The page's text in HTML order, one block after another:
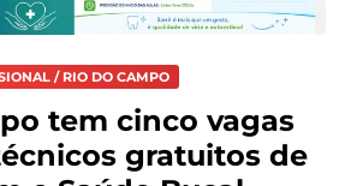
/ RIO DO CAMPO
tem cinco vagas
gratuitos de